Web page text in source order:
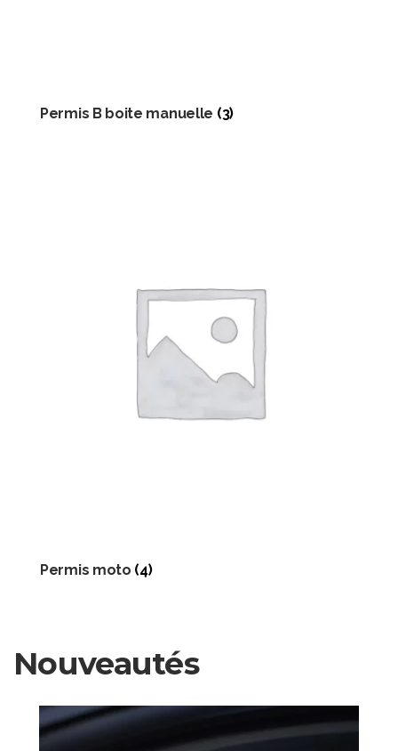
Permis B boite manuelle (3)
Permis moto (4)
Nouveautés